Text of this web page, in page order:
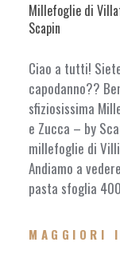
Millefoglie di
Scapin
Ciao a tutti!
capodanno??
sfiziosissima
e Zucca – by
millefoglie di
Andiamo a
pasta sfoglia
MAGGIORI